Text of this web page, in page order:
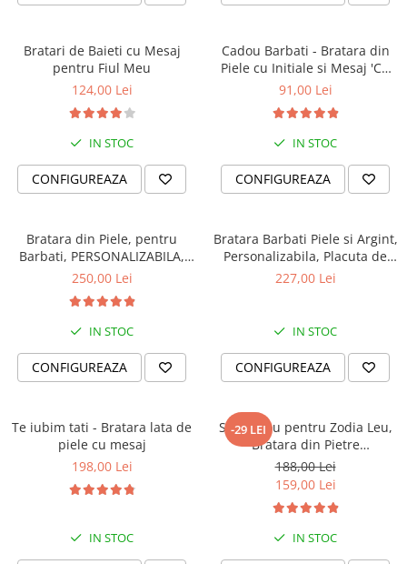
Bratari de Baieti cu Mesaj
pentru Fiul Meu
124,00 Lei
IN STOC
CONFIGUREAZA
Cadou Barbati - Bratara din
Piele cu Initiale si Mesaj 'Cu
Tine Oriunde în Lume'
91,00 Lei
IN STOC
CONFIGUREAZA
Bratara din Piele, pentru
Barbati, PERSONALIZABILA,
Slide Force (casual)
250,00 Lei
IN STOC
CONFIGUREAZA
Bratara Barbati Piele si Argint,
Personalizabila, Placuta de
Argint 925 Gravata
227,00 Lei
IN STOC
CONFIGUREAZA
Te iubim tati - Bratara lata de
piele cu mesaj
198,00 Lei
IN STOC
-29 LEI
Set Cadou pentru Zodia Leu,
Bratara din Pietre
Semipretioase si Lumanare
Parfumata
188,00 Lei
159,00 Lei
IN STOC